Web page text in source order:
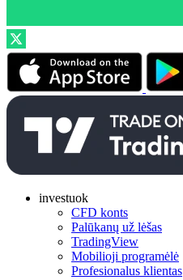
investuok
CFD konts
Palūkanų už lėšas
TradingView
Mobilioji programėlė
Profesionalus klientas